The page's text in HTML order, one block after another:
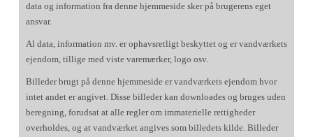
data og information fra denne hjemmeside sker på brugerens eget
ansvar.
Al data, information mv. er ophavsretligt beskyttet og er vandværkets
ejendom, tillige med viste varemærker, logo osv.
Billeder brugt på denne hjemmeside er vandværkets ejendom hvor
intet andet er angivet. Disse billeder kan downloades og bruges uden
beregning, forudsat at alle regler om immaterielle rettigheder
overholdes, og at vandværket angives som billedets kilde. Billeder